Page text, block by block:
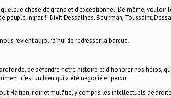
chose de grand et d’exceptionnel. De même,
ingrat !” Dixit Dessalines. Boukman, Toussaint,
revient aujourd’hui de redresser la barque.
de défendre notre histoire et d’honorer nos héros,
c’est un bien qui a été négocié et perdu.
Haïtien, noir et mulâtre, y compris les intellectuels de